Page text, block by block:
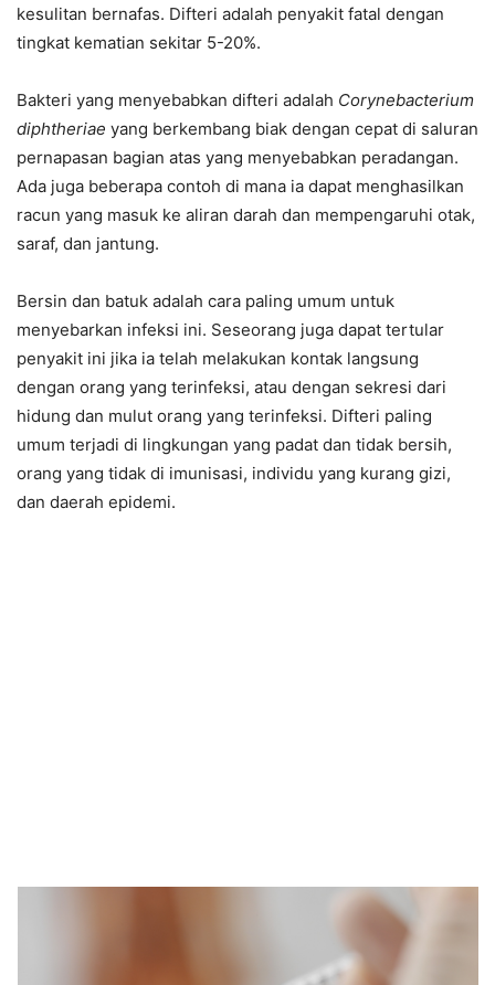
kesulitan bernafas. Difteri adalah penyakit fatal dengan
tingkat kematian sekitar 5-20%.
Bakteri yang menyebabkan difteri adalah Corynebacterium
diphtheriae yang berkembang biak dengan cepat di saluran
pernapasan bagian atas yang menyebabkan peradangan.
Ada juga beberapa contoh di mana ia dapat menghasilkan
racun yang masuk ke aliran darah dan mempengaruhi otak,
saraf, dan jantung.
Bersin dan batuk adalah cara paling umum untuk
menyebarkan infeksi ini. Seseorang juga dapat tertular
penyakit ini jika ia telah melakukan kontak langsung
dengan orang yang terinfeksi, atau dengan sekresi dari
hidung dan mulut orang yang terinfeksi. Difteri paling
umum terjadi di lingkungan yang padat dan tidak bersih,
orang yang tidak di imunisasi, individu yang kurang gizi,
dan daerah epidemi.